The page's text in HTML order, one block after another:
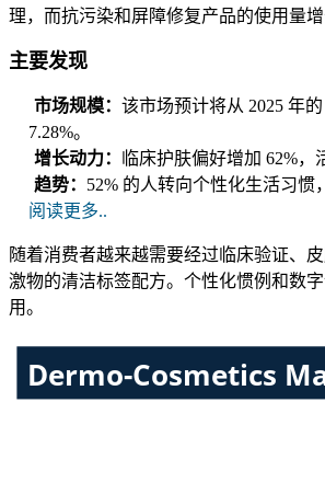
理，而抗污染和屏障修复产品的使用量
主要发现
市场规模： 该市场预计将从 2025 年
7.28%。
增长动力：
临床护肤偏好增加 62%
趋势： 52% 的人转向个性化生活习惯
阅读更多..
随着消费者越来越需要经过临床验证、
激物的清洁标签配方。个性化惯例和数
用。